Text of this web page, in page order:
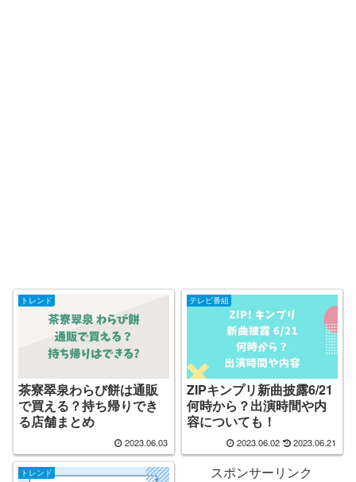
トレンド
茶寮翠泉わらび餅は通販
で買える？持ち帰りでき
る店舗まとめ
2023.06.03
テレビ番組
ZIPキンプリ新曲披露6/21
何時から？出演時間や内
容についても！
2023.06.02 2023.06.21
トレンド スポンサーリンク